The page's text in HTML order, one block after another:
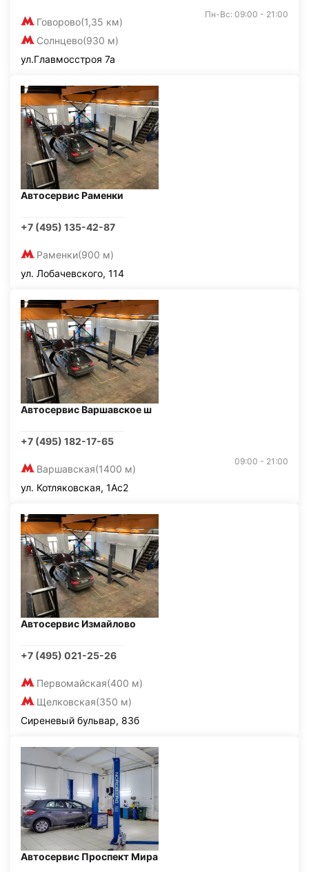
Говорово(1,35 км)
Солнцево(930 м)
Пн-Вс: 09:00 - 21:00
ул.Главмосстроя 7а
Автосервис Раменки
+7 (495) 135-42-87
Раменки(900 м)
ул. Лобачевского, 114
Автосервис Варшавское ш
+7 (495) 182-17-65
Варшавская(1400 м)
09:00 - 21:00
ул. Котляковская, 1Ас2
Автосервис Измайлово
+7 (495) 021-25-26
Первомайская(400 м)
Щелковская(350 м)
Сиреневый бульвар, 83б
Автосервис Проспект Мира